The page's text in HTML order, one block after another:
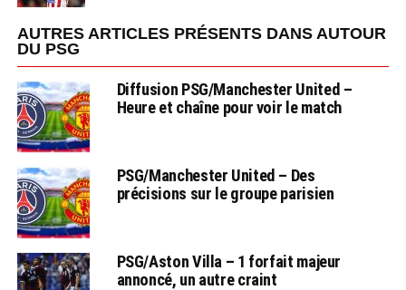
AUTRES ARTICLES PRÉSENTS DANS AUTOUR
DU PSG
Diffusion PSG/Manchester United –
Heure et chaîne pour voir le match
PSG/Manchester United – Des
précisions sur le groupe parisien
PSG/Aston Villa – 1 forfait majeur
annoncé, un autre craint